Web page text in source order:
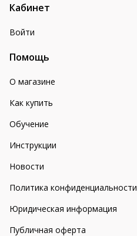
Кабинет
Войти
Помощь
О магазине
Как купить
Обучение
Инструкции
Новости
Политика конфиденциальности
Юридическая информация
Публичная оферта